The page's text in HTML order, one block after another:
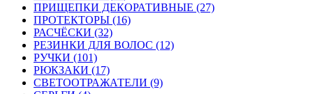
ПРИЩЕПКИ ДЕКОРАТИВНЫЕ (27)
ПРОТЕКТОРЫ (16)
РАСЧЁСКИ (32)
РЕЗИНКИ ДЛЯ ВОЛОС (12)
РУЧКИ (101)
РЮКЗАКИ (17)
СВЕТООТРАЖАТЕЛИ (9)